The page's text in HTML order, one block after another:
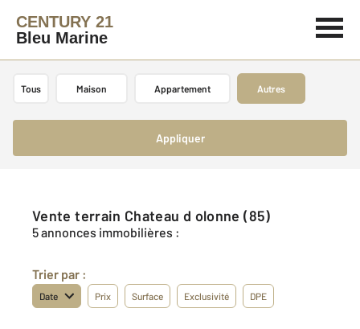
CENTURY 21
Bleu Marine
Tous Maison Appartement Autres
Appliquer
Vente terrain Chateau d olonne (85)
5 annonces immobilières :
Trier par :
Date Prix Surface Exclusivité DPE